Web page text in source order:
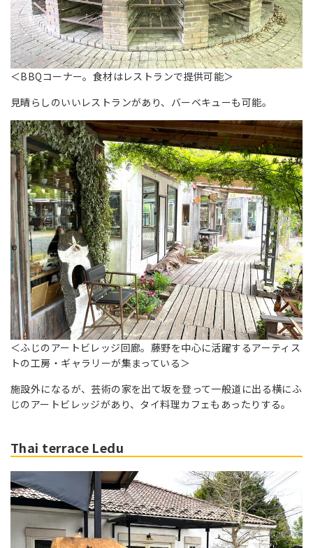
＜BBQコーナー。食材はレストランで提供可能＞
見晴らしのいいレストランがあり、バーベキューも可能。
＜ふじのアートビレッジ回廊。藤野を中心に活躍するアーティス
トの工房・ギャラリーが集まっている＞
施設外になるが、芸術の家を出て坂を登って一般道に出る横にふ
じのアートビレッジがあり、タイ料理カフェもあったりする。
Thai terrace Ledu